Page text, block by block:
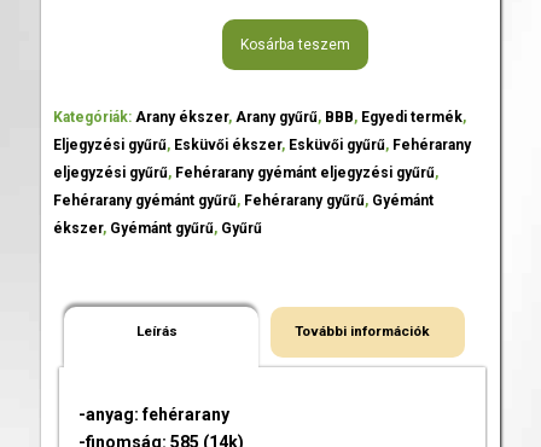
Kosárba teszem
Kategóriák: Arany ékszer, Arany gyűrű, BBB, Egyedi termék,
Eljegyzési gyűrű, Esküvői ékszer, Esküvői gyűrű, Fehérarany
eljegyzési gyűrű, Fehérarany gyémánt eljegyzési gyűrű,
Fehérarany gyémánt gyűrű, Fehérarany gyűrű, Gyémánt
ékszer, Gyémánt gyűrű, Gyűrű
Leírás További információk
-anyag: fehérarany
-finomság: 585 (14k)